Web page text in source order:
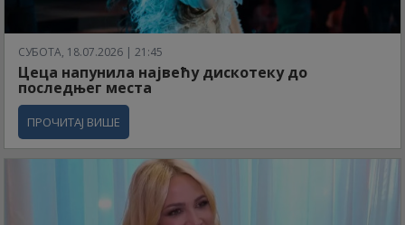
СУБОТА, 18.07.2026 | 21:45
Цеца напунила највећу дискотеку до
последњег места
ПРОЧИТАЈ ВИШЕ